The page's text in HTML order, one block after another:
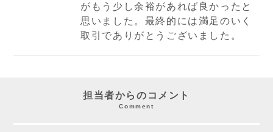
がもう少し余裕があれば良かったと
思いました。最終的には満足のいく
取引でありがとうございました。
担当者からのコメント
Comment